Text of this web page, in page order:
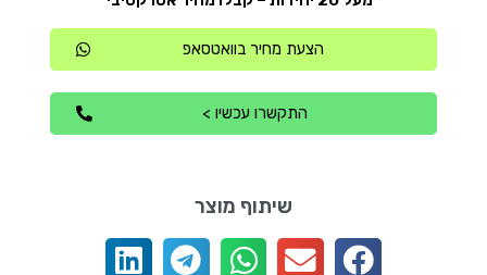
הצעת מחיר בוואטסאפ
התקשרו עכשיו >
שיתוף מוצר